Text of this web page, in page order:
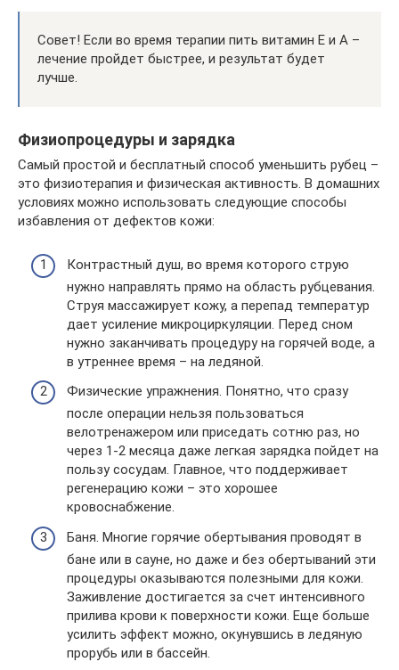
Совет! Если во время терапии пить витамин Е и А –
лечение пройдет быстрее, и результат будет
лучше.
Физиопроцедуры и зарядка
Самый простой и бесплатный способ уменьшить рубец –
это физиотерапия и физическая активность. В домашних
условиях можно использовать следующие способы
избавления от дефектов кожи:
Контрастный душ, во время которого струю
нужно направлять прямо на область рубцевания.
Струя массажирует кожу, а перепад температур
дает усиление микроциркуляции. Перед сном
нужно заканчивать процедуру на горячей воде, а
в утреннее время – на ледяной.
Физические упражнения. Понятно, что сразу
после операции нельзя пользоваться
велотренажером или приседать сотню раз, но
через 1-2 месяца даже легкая зарядка пойдет на
пользу сосудам. Главное, что поддерживает
регенерацию кожи – это хорошее
кровоснабжение.
Баня. Многие горячие обертывания проводят в
бане или в сауне, но даже и без обертываний эти
процедуры оказываются полезными для кожи.
Заживление достигается за счет интенсивного
прилива крови к поверхности кожи. Еще больше
усилить эффект можно, окунувшись в ледяную
прорубь или в бассейн.